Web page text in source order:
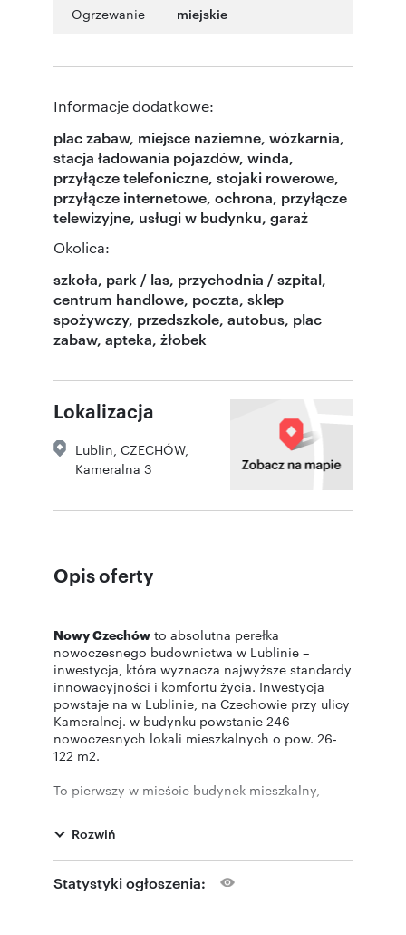
Ogrzewanie miejskie
Informacje dodatkowe:
plac zabaw, miejsce naziemne, wózkarnia,
stacja ładowania pojazdów, winda,
przyłącze telefoniczne, stojaki rowerowe,
przyłącze internetowe, ochrona, przyłącze
telewizyjne, usługi w budynku, garaż
Okolica:
szkoła, park / las, przychodnia / szpital,
centrum handlowe, poczta, sklep
spożywczy, przedszkole, autobus, plac
zabaw, apteka, żłobek
Lokalizacja
Lublin, CZECHÓW,
Kameralna 3
Opis oferty
Nowy Czechów to absolutna perełka
nowoczesnego budownictwa w Lublinie –
inwestycja, która wyznacza najwyższe standardy
innowacyjności i komfortu życia. Inwestycja
powstaje na w Lublinie, na Czechowie przy ulicy
Kameralnej. w budynku powstanie 246
nowoczesnych lokali mieszkalnych o pow. 26-
122 m2.
To pierwszy w mieście budynek mieszkalny,
energetycznej i ekologicznych materiałów.
Co więcej, osiedle powstaje tuż przy parku o
powierzchni ponad 1?ha, który Immobilia
Rozwiń
Statystyki ogłoszenia: